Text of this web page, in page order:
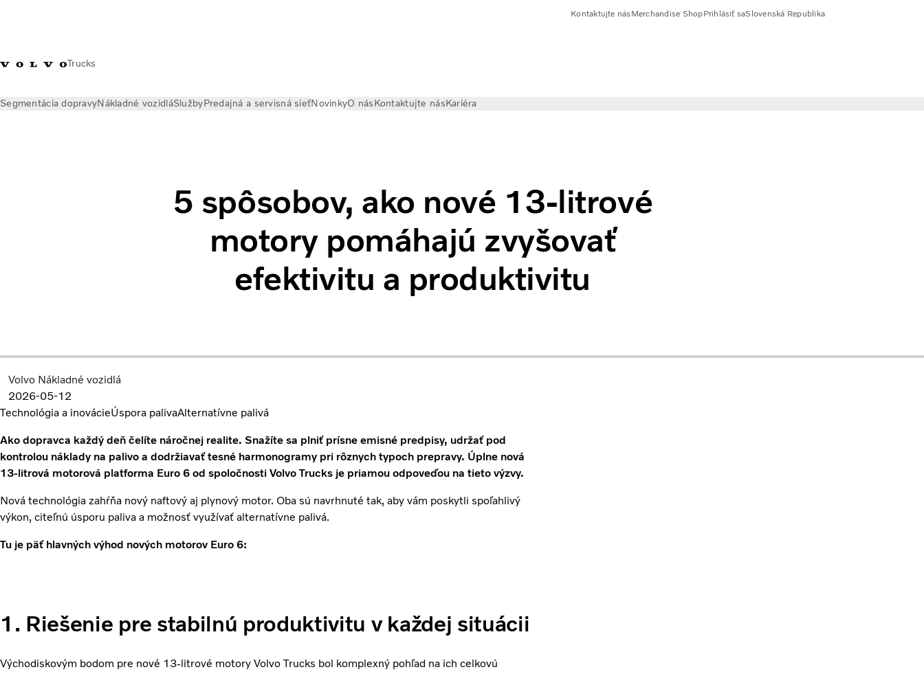
Trucks
Kontaktujte násMerchandise ShopPrihlásiť saSlovenská Republika
Segmentácia dopravyNákladné vozidláSlužbyPredajná a servisná sieťNovinkyO násKontaktujte násKariéra
5 spôsobov, ako nové 13-litrové
motory pomáhajú zvyšovať
efektivitu a produktivitu
Volvo Nákladné vozidlá
2026-05-12
Technológia a inovácieÚspora palivaAlternatívne palivá
Ako dopravca každý deň čelíte náročnej realite. Snažíte sa plniť prísne emisné predpisy, udržať pod
kontrolou náklady na palivo a dodržiavať tesné harmonogramy pri rôznych typoch prepravy. Úplne nová
13-litrová motorová platforma Euro 6 od spoločnosti Volvo Trucks je priamou odpoveďou na tieto výzvy.
Nová technológia zahŕňa nový naftový aj plynový motor. Oba sú navrhnuté tak, aby vám poskytli spoľahlivý
výkon, citeľnú úsporu paliva a možnosť využívať alternatívne palivá.
Tu je päť hlavných výhod nových motorov Euro 6:
1. Riešenie pre stabilnú produktivitu v každej situácii
Východiskovým bodom pre nové 13-litrové motory Volvo Trucks bol komplexný pohľad na ich celkovú